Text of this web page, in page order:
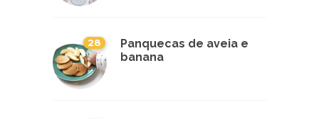
28
Panquecas de aveia e
banana